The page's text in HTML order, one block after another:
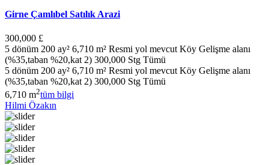
Girne Çamlıbel Satılık Arazi
300,000 £
5 dönüm 200 ay² 6,710 m² Resmi yol mevcut Köy Gelişme alanı
(%35,taban %20,kat 2) 300,000 Stg Tümü
5 dönüm 200 ay² 6,710 m² Resmi yol mevcut Köy Gelişme alanı
(%35,taban %20,kat 2) 300,000 Stg Tümü
6,710 m2tüm bilgi
Hilmi Özakın